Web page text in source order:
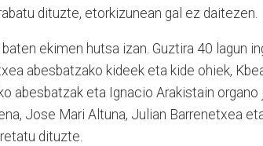
dituzte, etorkizunean gal ez daitezen.
ekimen hutsa izan. Guztira 40 lagun
abesbatzako kideek eta kide ohiek,
abesbatzak eta Ignacio Arakistain organo
Jose Mari Altuna, Julian Barrenetxea
dituzte.